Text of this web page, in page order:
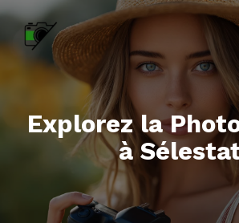
Aller
contenu
Explorez la
à